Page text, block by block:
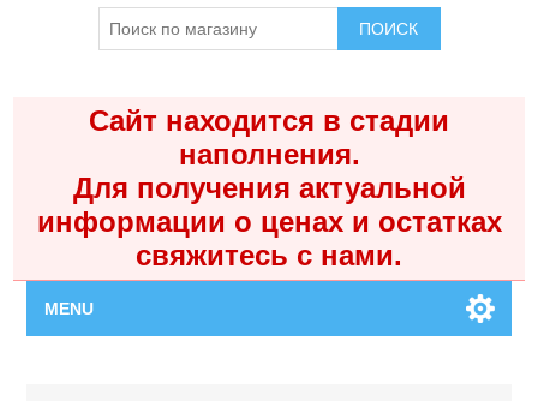
ПОИСК
Сайт находится в стадии
наполнения.
Для получения актуальной
информации о ценах и остатках
свяжитесь с нами.
MENU